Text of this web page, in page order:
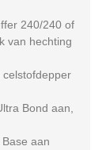
240/240 of
van hechting
Bond aan,
aan